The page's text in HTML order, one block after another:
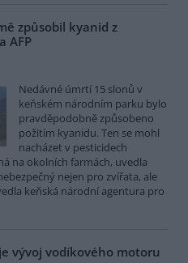
způsobil kyanid z
AFP
Nedávné úmrtí 15 slonů v
keňském národním parku bylo
pravděpodobně způsobeno
požitím kyanidu. Ten se mohl
nacházet v pesticidech
na okolních farmách, uvedla
nejen pro zvířata, ale
keňská národní agentura pro
vývoj vodíkového motoru